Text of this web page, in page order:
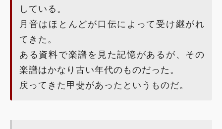
している。
月音はほとんどが口伝によって受け継がれ
てきた。
ある資料で楽譜を見た記憶があるが、その
楽譜はかなり古い年代のものだった。
戻ってきた甲斐があったというものだ。